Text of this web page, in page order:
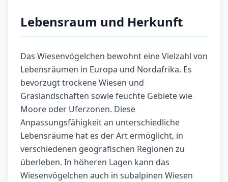
Lebensraum und Herkunft
Das Wiesenvögelchen bewohnt eine Vielzahl von
Lebensräumen in Europa und Nordafrika. Es
bevorzugt trockene Wiesen und
Graslandschaften sowie feuchte Gebiete wie
Moore oder Uferzonen. Diese
Anpassungsfähigkeit an unterschiedliche
Lebensräume hat es der Art ermöglicht, in
verschiedenen geografischen Regionen zu
überleben. In höheren Lagen kann das
Wiesenvögelchen auch in subalpinen Wiesen